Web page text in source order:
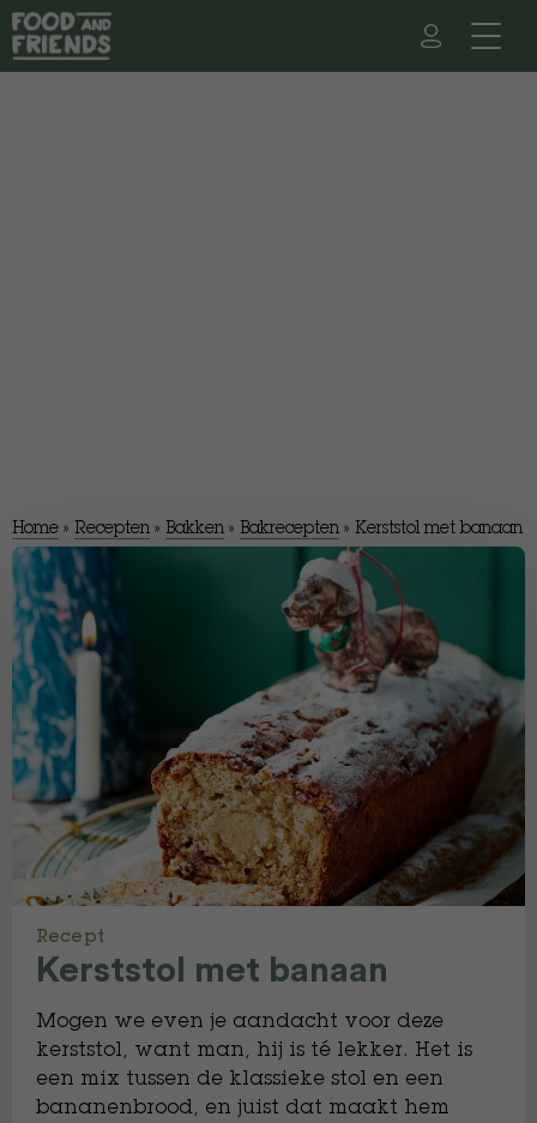
Home » Recepten » Bakken » Bakrecepten » Kerststol met banaan
Recept
Kerststol met banaan
Mogen we even je aandacht voor deze
kerststol, want man, hij is té lekker. Het is
een mix tussen de klassieke stol en een
bananenbrood, en juist dat maakt hem